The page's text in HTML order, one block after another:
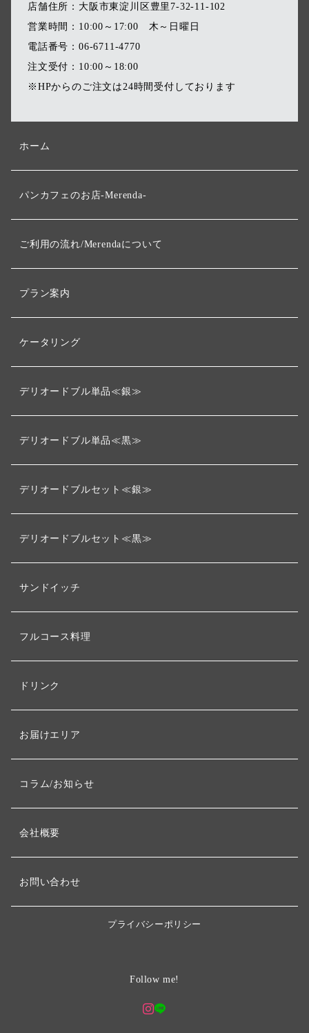
店舗住所：大阪市東淀川区豊里7-32-11-102
営業時間：10:00～17:00 木～日曜日
電話番号：06-6711-4770
注文受付：10:00～18:00
※HPからのご注文は24時間受付しております
ホーム
パンカフェのお店-Merenda-
ご利用の流れ/Merendaについて
プラン案内
ケータリング
デリオードブル単品≪銀≫
デリオードブル単品≪黒≫
デリオードブルセット≪銀≫
デリオードブルセット≪黒≫
サンドイッチ
フルコース料理
ドリンク
お届けエリア
コラム/お知らせ
会社概要
お問い合わせ
プライバシーポリシー
Follow me!